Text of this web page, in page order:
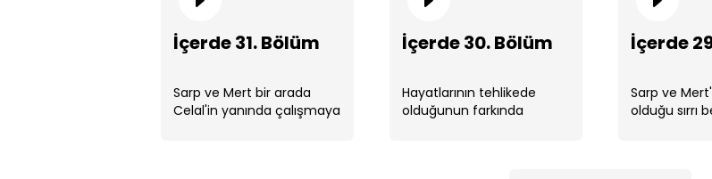
İçerde 31. Bölüm
Sarp ve Mert bir arada
Celal'in yanında çalışmaya
İçerde 30. Bölüm
Hayatlarının tehlikede
olduğunun farkında
İçerde
Sarp ve
olduğu sırrı